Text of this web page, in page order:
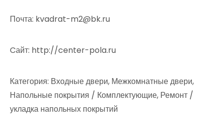
Почта: kvadrat-m2@bk.ru
Cайт: http://center-pola.ru
Категория: Входные двери, Межкомнатные двери,
Напольные покрытия / Комплектующие, Ремонт /
укладка напольных покрытий